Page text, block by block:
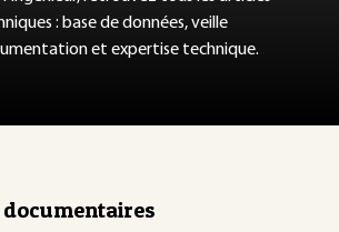
: base de données, veille
et expertise technique.